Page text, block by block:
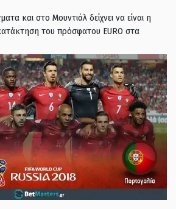
και στο Μουντιάλ δείχνει να είναι η
του πρόσφατου EURO στα